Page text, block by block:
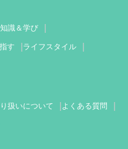
知識＆学び
す ライフスタイル
扱いについて よくある質問